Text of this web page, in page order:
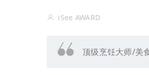
iSee AWARD
顶级烹饪大师/美